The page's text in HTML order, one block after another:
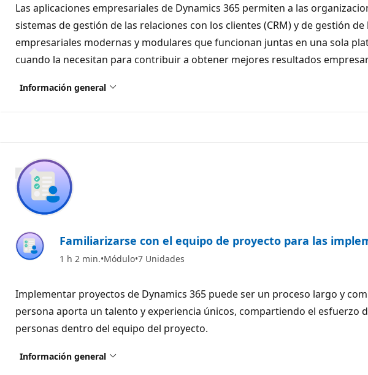
Las aplicaciones empresariales de Dynamics 365 permiten a las
sistemas de gestión de las relaciones con los clientes (CRM) y de gestión
empresariales modernas y modulares que funcionan juntas en una sola
cuando la necesitan para contribuir a obtener mejores resultados
Información general
800 XP
Familiarizarse con el equipo de proyecto para las
1 h 2 min. Módulo 7 Unidades
Implementar proyectos de Dynamics 365 puede ser un proceso largo y
persona aporta un talento y experiencia únicos, compartiendo el
personas dentro del equipo del proyecto.
Información general